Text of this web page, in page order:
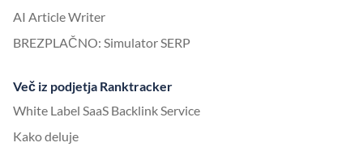
AI Article Writer
BREZPLAČNO: Simulator SERP
Več iz podjetja Ranktracker
White Label SaaS Backlink Service
Kako deluje